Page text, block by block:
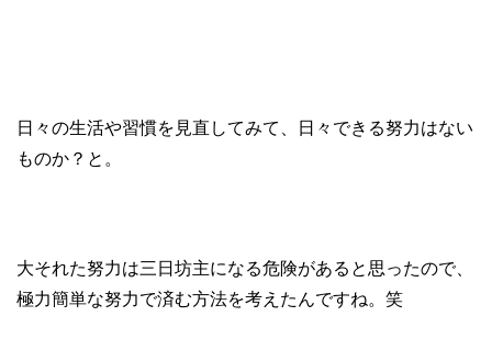
日々の生活や習慣を見直してみて、日々できる努力はない
ものか？と。
大それた努力は三日坊主になる危険があると思ったので、
極力簡単な努力で済む方法を考えたんですね。笑